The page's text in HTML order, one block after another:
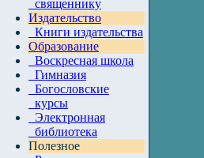
священнику
Издательство
Книги издательства
Образование
Воскресная школа
Гимназия
Богословские
курсы
Электронная
библиотека
Полезное